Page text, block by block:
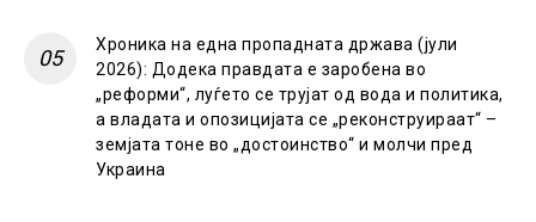
Хроника на една пропадната држава (јули
2026): Додека правдата е заробена во
„реформи“, луѓето се трујат од вода и политика,
а владата и опозицијата се „реконструираат“ –
земјата тоне во „достоинство“ и молчи пред
Украина